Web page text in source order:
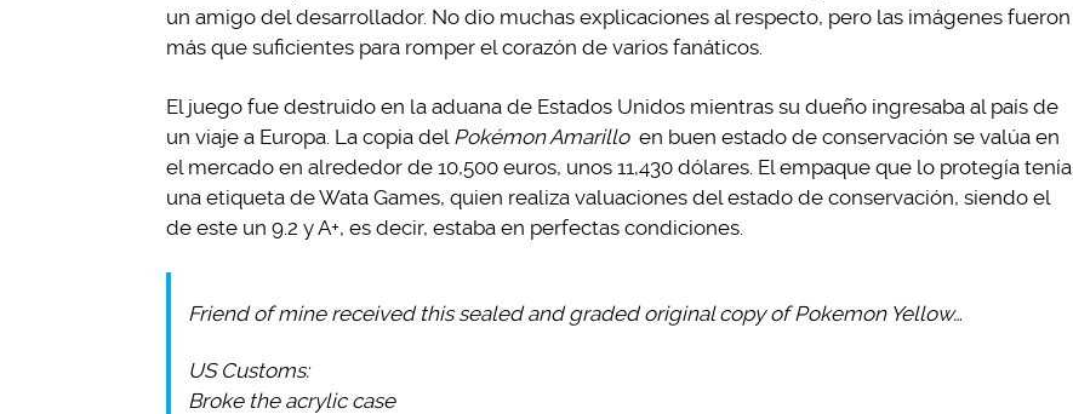
un amigo del desarrollador. No dio muchas explicaciones al respecto, pero las imágenes fueron
más que suficientes para romper el corazón de varios fanáticos.
El juego fue destruido en la aduana de Estados Unidos mientras su dueño ingresaba al país de
un viaje a Europa. La copia del Pokémon Amarillo en buen estado de conservación se valúa en
el mercado en alrededor de 10,500 euros, unos 11,430 dólares. El empaque que lo protegía tenía
una etiqueta de Wata Games, quien realiza valuaciones del estado de conservación, siendo el
de este un 9.2 y A+, es decir, estaba en perfectas condiciones.
Friend of mine received this sealed and graded original copy of Pokemon Yellow…
US Customs:
Broke the acrylic case